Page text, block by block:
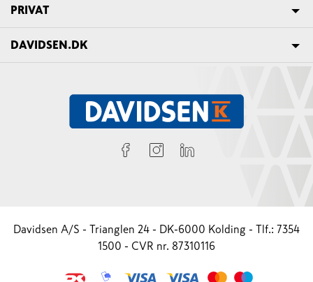
PRIVAT
DAVIDSEN.DK
Davidsen A/S - Trianglen 24 - DK-6000 Kolding - Tlf.: 7354
1500 - CVR nr. 87310116